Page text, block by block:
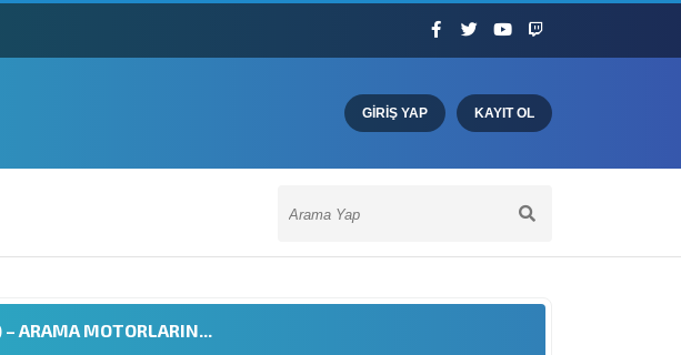
GIRIŞ YAP KAYIT OL
ARAMA MOTORLARIN...